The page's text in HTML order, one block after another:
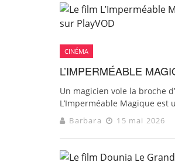
CINÉMA
L’IMPERMÉABLE
Un magicien vole la broche
L’Imperméable Magique est
Barbara 15 mai 2026